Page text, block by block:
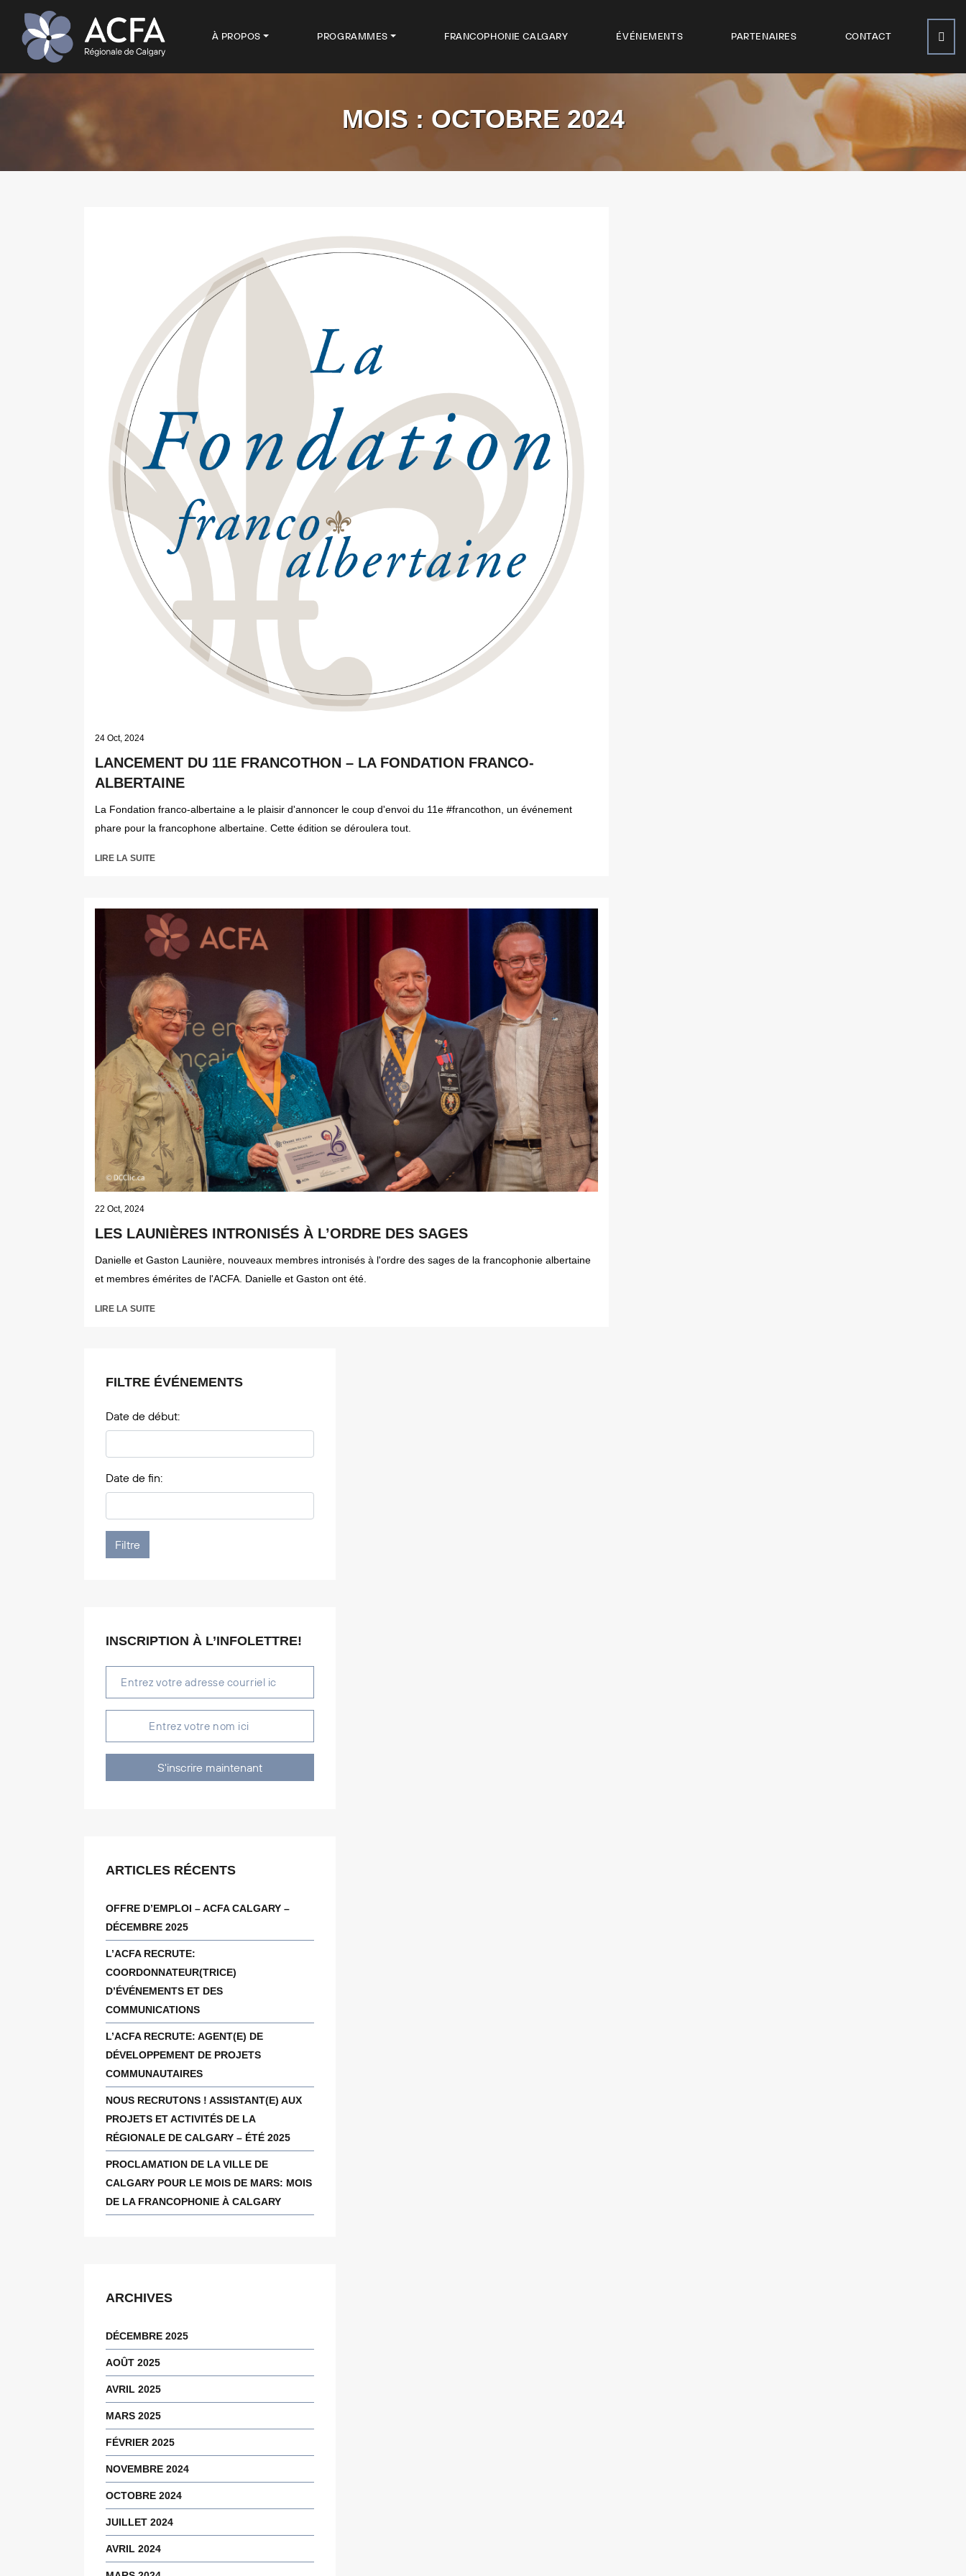
À PROPOS PROGRAMMES FRANCOPHONIE CALGARY ÉVÉNEMENTS PARTENAIRES CONTACT
MOIS : OCTOBRE 2024
24 Oct, 2024
LANCEMENT DU 11E FRANCOTHON – LA FONDATION FRANCO-
ALBERTAINE
La Fondation franco-albertaine a le plaisir d'annoncer le coup d'envoi du 11e #francothon, un événement
phare pour la francophone albertaine. Cette édition se déroulera tout.
LIRE LA SUITE
22 Oct, 2024
LES LAUNIÈRES INTRONISÉS À L’ORDRE DES SAGES
Danielle et Gaston Launière, nouveaux membres intronisés à l'ordre des sages de la francophonie albertaine
et membres émérites de l'ACFA. Danielle et Gaston ont été.
LIRE LA SUITE
FILTRE ÉVÉNEMENTS
Date de début:
Date de fin:
INSCRIPTION À L’INFOLETTRE!
S'inscrire maintenant
ARTICLES RÉCENTS
OFFRE D’EMPLOI – ACFA CALGARY –
DÉCEMBRE 2025
L’ACFA RECRUTE:
COORDONNATEUR(TRICE)
D’ÉVÉNEMENTS ET DES
COMMUNICATIONS
L’ACFA RECRUTE: AGENT(E) DE
DÉVELOPPEMENT DE PROJETS
COMMUNAUTAIRES
NOUS RECRUTONS ! ASSISTANT(E) AUX
PROJETS ET ACTIVITÉS DE LA
RÉGIONALE DE CALGARY – ÉTÉ 2025
PROCLAMATION DE LA VILLE DE
CALGARY POUR LE MOIS DE MARS: MOIS
DE LA FRANCOPHONIE À CALGARY
ARCHIVES
DÉCEMBRE 2025
AOÛT 2025
AVRIL 2025
MARS 2025
FÉVRIER 2025
NOVEMBRE 2024
OCTOBRE 2024
JUILLET 2024
AVRIL 2024